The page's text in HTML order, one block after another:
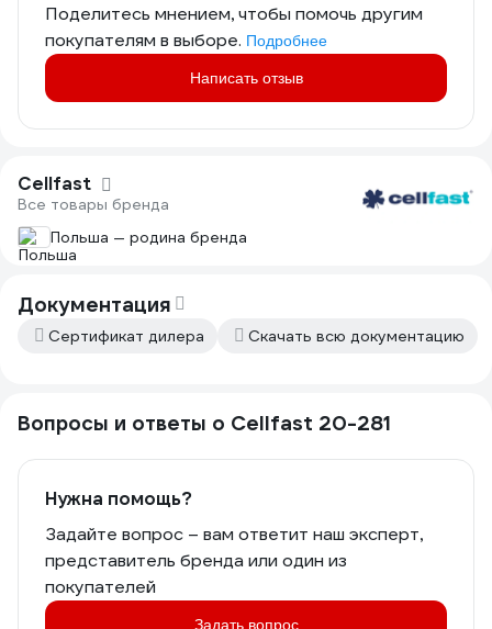
Поделитесь мнением, чтобы помочь другим
покупателям в выборе. Подробнее
Написать отзыв
Cellfast
Все товары бренда
Польша — родина бренда
Документация
Сертификат дилера Скачать всю документацию
Вопросы и ответы о Cellfast 20-281
Нужна помощь?
Задайте вопрос – вам ответит наш эксперт,
представитель бренда или один из
покупателей
Задать вопрос